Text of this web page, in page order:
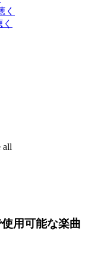
用可能な楽曲